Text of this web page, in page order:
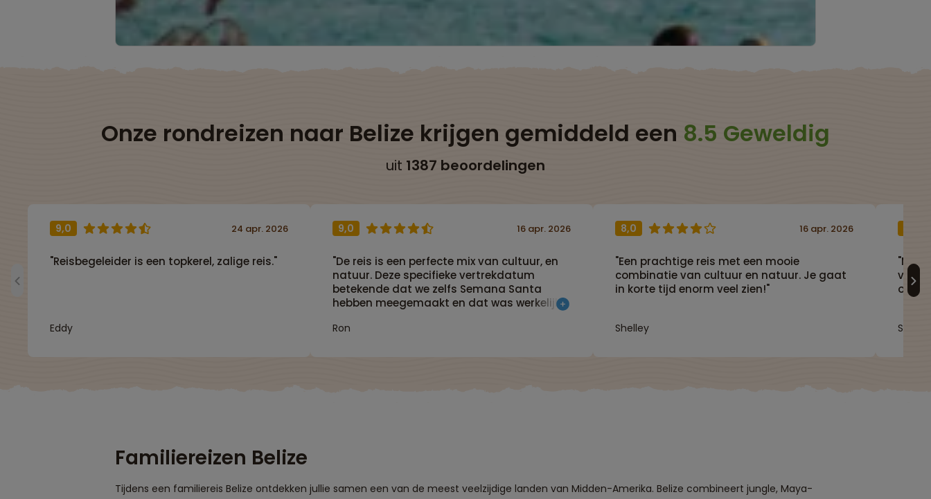
Onze rondreizen naar Belize krijgen gemiddeld een 8.5 Geweldig
uit 1387 beoordelingen
9,0
"Reisbegeleider is een topkerel, zalige reis."
Eddy
24 apr. 2026 9,0
"De reis is een perfecte mix van cultuur, en
natuur. Deze specifieke vertrekdatum
betekende dat we zelfs Semana Santa
hebben meegemaakt en dat was werkelijk
kennismaking met de lokale Mayabevolking
Ron
16 apr. 2026 8,0
"Een prachtige reis met een mooie
combinatie van cultuur en natuur. Je gaat
in korte tijd enorm veel zien!"
Shelley
16 apr. 2026
ook
Sabine
Familiereizen Belize
Tijdens een familiereis Belize ontdekken jullie samen een van de meest veelzijdige landen van Midden-Amerika. Belize combineert jungle, Maya-